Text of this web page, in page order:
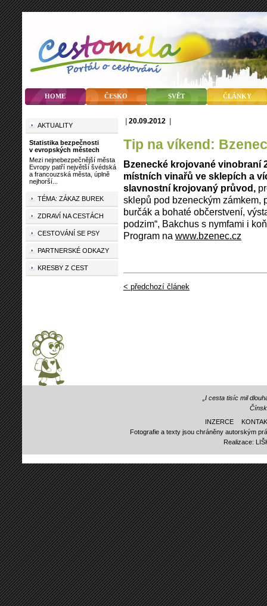
HOME ČESKO SVĚT ČLÁNKY
| 20.09.2012 |
Tip na víkend:
Bzenecké krojované vinobraní
místních vinařů ve sklepích a
slavnostní krojovaný průvod,
sklepů pod bzeneckým zámkem,
burčák a bohaté občerstvení,
podzim“, Bakchus s nymfami i
Program na www.bzenec.cz
< předchozí článek
AKTUALITY
Statistika bezpečnosti
v evropských městech
Mezi nejnebezpečnější města
Evropy patří největší švédská
a francouzská města, úplně
nejhorší...
TÉMA: ZÁKAZ BUREK
ZDRAVÍ NA CESTÁCH
CESTOVÁNÍ SE PSY
PARTNERSKÉ ODKAZY
KRESBY Z CEST
„I cesta tisíc mil
INZERCE
Fotografie a texty jsou chráněny autorským
Realizace: